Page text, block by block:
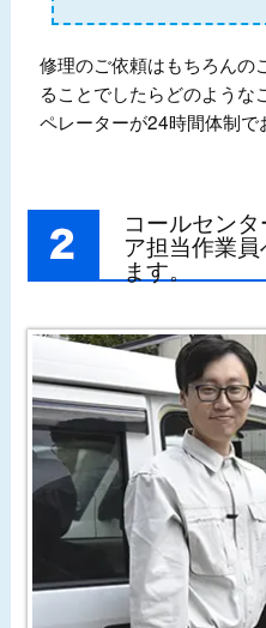
修理のご依頼はもちろんの
ることでしたらどのような
ペレーターが24時間体制で
コールセン
ア担当作業
ます。